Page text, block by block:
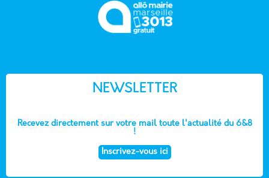
NEWSLETTER
Recevez directement sur votre mail toute l'actualité du 6&8
!
Inscrivez-vous ici